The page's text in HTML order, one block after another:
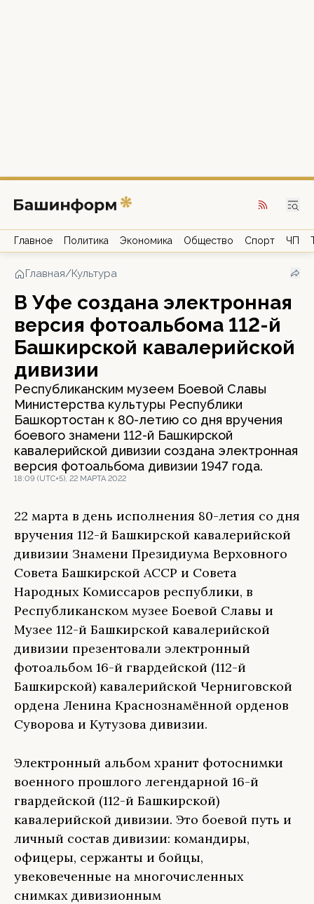
Главное Политика Экономика Общество Спорт ЧП
Главная/Культура
В Уфе создана электронная
версия фотоальбома 112-й
Башкирской кавалерийской
дивизии
Республиканским музеем Боевой Славы
Министерства культуры Республики
Башкортостан к 80-летию со дня вручения
боевого знамени 112-й Башкирской
кавалерийской дивизии создана электронная
версия фотоальбома дивизии 1947 года.
18:09 (UTC+5), 22 МАРТА 2022
22 марта в день исполнения 80-летия со дня
вручения 112-й Башкирской кавалерийской
дивизии Знамени Президиума Верховного
Совета Башкирской АССР и Совета
Народных Комиссаров республики, в
Республиканском музее Боевой Славы и
Музее 112-й Башкирской кавалерийской
дивизии презентовали электронный
фотоальбом 16-й гвардейской (112-й
Башкирской) кавалерийской Черниговской
ордена Ленина Краснознамённой орденов
Суворова и Кутузова дивизии.
Электронный альбом хранит фотоснимки
военного прошлого легендарной 16-й
гвардейской (112-й Башкирской)
кавалерийской дивизии. Это боевой путь и
личный состав дивизии: командиры,
офицеры, сержанты и бойцы,
увековеченные на многочисленных
снимках дивизионным